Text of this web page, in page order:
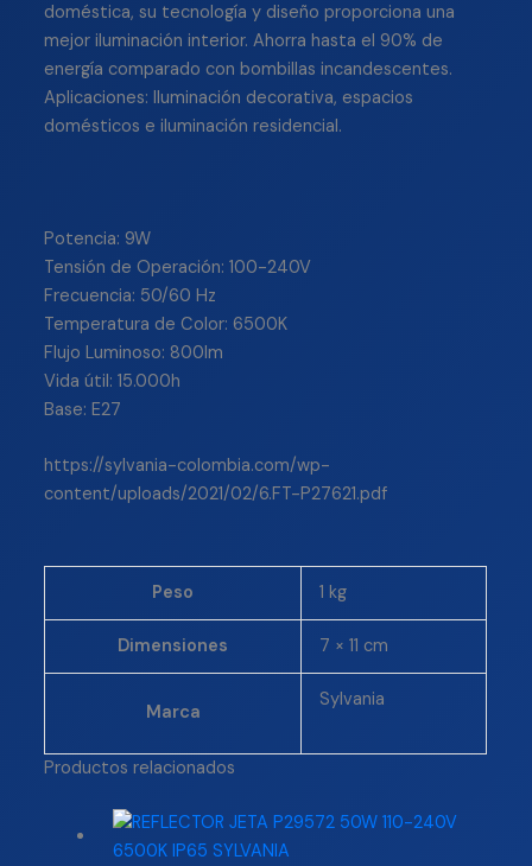
doméstica, su tecnología y diseño proporciona una
mejor iluminación interior. Ahorra hasta el 90% de
energía comparado con bombillas incandescentes.
Aplicaciones: Iluminación decorativa, espacios
domésticos e iluminación residencial.
Potencia: 9W
Tensión de Operación: 100-240V
Frecuencia: 50/60 Hz
Temperatura de Color: 6500K
Flujo Luminoso: 800lm
Vida útil: 15.000h
Base: E27
https://sylvania-colombia.com/wp-
content/uploads/2021/02/6.FT-P27621.pdf
Peso 1 kg
Dimensiones 7 × 11 cm
Marca
Sylvania
Productos relacionados